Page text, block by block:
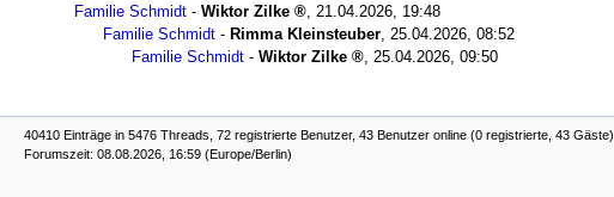
Familie Schmidt - Wiktor Zilke
21.04.2026, 19:48
Familie Schmidt - Rimma Kleinsteuber 25.04.2026, 08:52
Familie Schmidt - Wiktor Zilke 25.04.2026, 09:50
40410 Einträge in 5476 Threads, 72 registrierte Benutzer, 43 Benutzer online (0 registrierte, 43 Gäste)
Forumszeit: 08.08.2026, 16:59 (Europe/Berlin)